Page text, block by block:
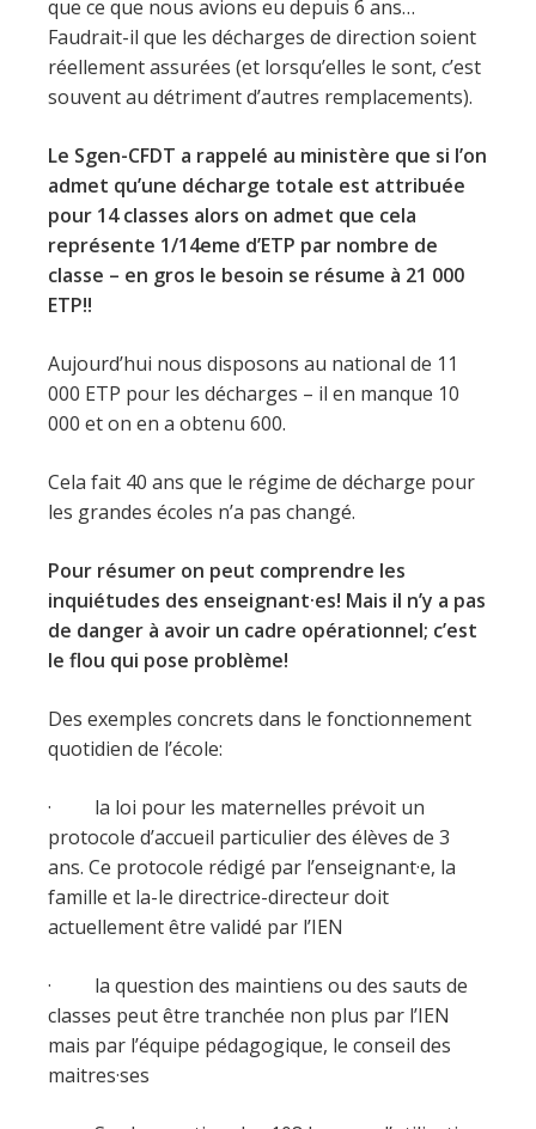
que ce que nous avions eu depuis 6 ans…
Faudrait-il que les décharges de direction soient
réellement assurées (et lorsqu’elles le sont, c’est
souvent au détriment d’autres remplacements).
Le Sgen-CFDT a rappelé au ministère que si l’on
admet qu’une décharge totale est attribuée
pour 14 classes alors on admet que cela
représente 1/14eme d’ETP par nombre de
classe – en gros le besoin se résume à 21 000
ETP!!
Aujourd’hui nous disposons au national de 11
000 ETP pour les décharges – il en manque 10
000 et on en a obtenu 600.
Cela fait 40 ans que le régime de décharge pour
les grandes écoles n’a pas changé.
Pour résumer on peut comprendre les
inquiétudes des enseignant·es! Mais il n’y a pas
de danger à avoir un cadre opérationnel; c’est
le flou qui pose problème!
Des exemples concrets dans le fonctionnement
quotidien de l’école:
· la loi pour les maternelles prévoit un
protocole d’accueil particulier des élèves de 3
ans. Ce protocole rédigé par l’enseignant·e, la
famille et la-le directrice-directeur doit
actuellement être validé par l’IEN
· la question des maintiens ou des sauts de
classes peut être tranchée non plus par l’IEN
mais par l’équipe pédagogique, le conseil des
maitres·ses